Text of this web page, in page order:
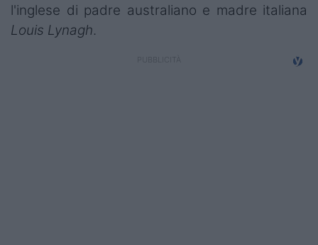
Serie B
Serie C
l'inglese di padre australiano e madre italiana
Louis Lynagh.